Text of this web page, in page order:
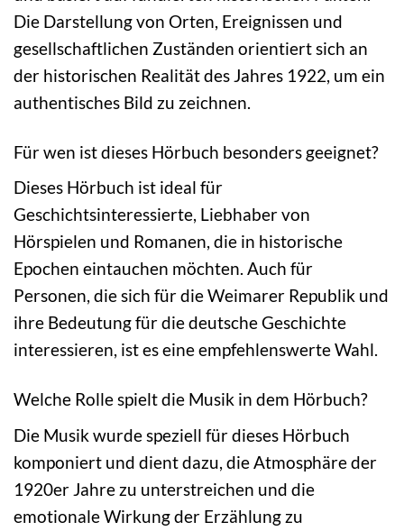
Die Darstellung von Orten, Ereignissen und
gesellschaftlichen Zuständen orientiert sich an
der historischen Realität des Jahres 1922, um ein
authentisches Bild zu zeichnen.
Für wen ist dieses Hörbuch besonders geeignet?
Dieses Hörbuch ist ideal für
Geschichtsinteressierte, Liebhaber von
Hörspielen und Romanen, die in historische
Epochen eintauchen möchten. Auch für
Personen, die sich für die Weimarer Republik und
ihre Bedeutung für die deutsche Geschichte
interessieren, ist es eine empfehlenswerte Wahl.
Welche Rolle spielt die Musik in dem Hörbuch?
Die Musik wurde speziell für dieses Hörbuch
komponiert und dient dazu, die Atmosphäre der
1920er Jahre zu unterstreichen und die
emotionale Wirkung der Erzählung zu